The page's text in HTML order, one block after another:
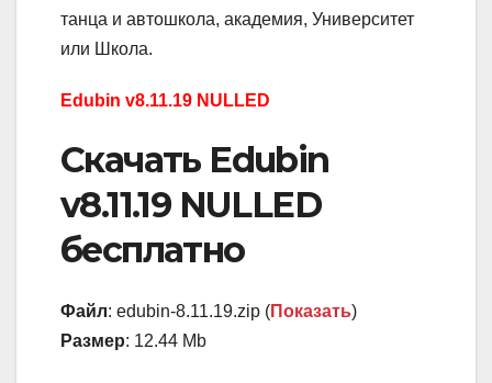
танца и автошкола, академия, Университет
или Школа.
Edubin v8.11.19 NULLED
Скачать Edubin
v8.11.19 NULLED
бесплатно
Файл: edubin-8.11.19.zip (Показать)
Размер: 12.44 Mb